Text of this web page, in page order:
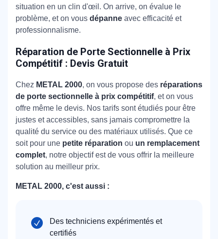
situation en un clin d'œil. On arrive, on évalue le
problème, et on vous dépanne avec efficacité et
professionnalisme.
Réparation de Porte Sectionnelle à Prix
Compétitif : Devis Gratuit
Chez METAL 2000, on vous propose des réparations
de porte sectionnelle à prix compétitif, et on vous
offre même le devis. Nos tarifs sont étudiés pour être
justes et accessibles, sans jamais compromettre la
qualité du service ou des matériaux utilisés. Que ce
soit pour une petite réparation ou un remplacement
complet, notre objectif est de vous offrir la meilleure
solution au meilleur prix.
METAL 2000, c'est aussi :
Des techniciens expérimentés et
certifiés